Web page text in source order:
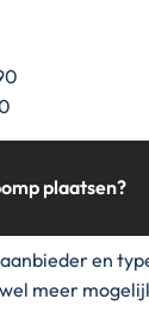
plaatsen?
en
meer